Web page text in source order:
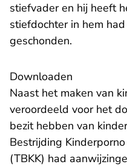
stiefvader en hij heeft
stiefdochter in hem
geschonden.
Downloaden
Naast het maken van
veroordeeld voor het
bezit hebben van
Bestrijding
(TBKK) had